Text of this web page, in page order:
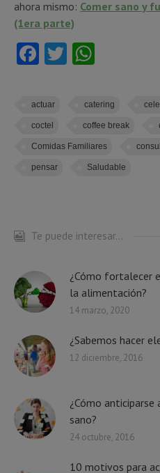
ahora mismo: Comer sano y
(1era parte)
Facebook
Twitter
actuar catering
coctel coffee break
Comidas Familiares
pensar Saludable
Te puede interesar...
¿Cómo fortalecer
la alimentación?
14 marzo, 2020
¿Sabemos hacer
12 diciembre, 2016
¿Cómo
sano?
24 octubre, 2016
10 motivos para